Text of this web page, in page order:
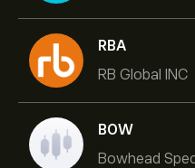
RBA
RB Global INC
BOW
Bowhead